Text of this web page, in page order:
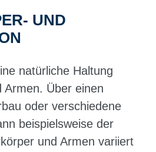
UND
natürliche Haltung
Armen. Über einen
oder verschiedene
beispielsweise der
und Armen variiert